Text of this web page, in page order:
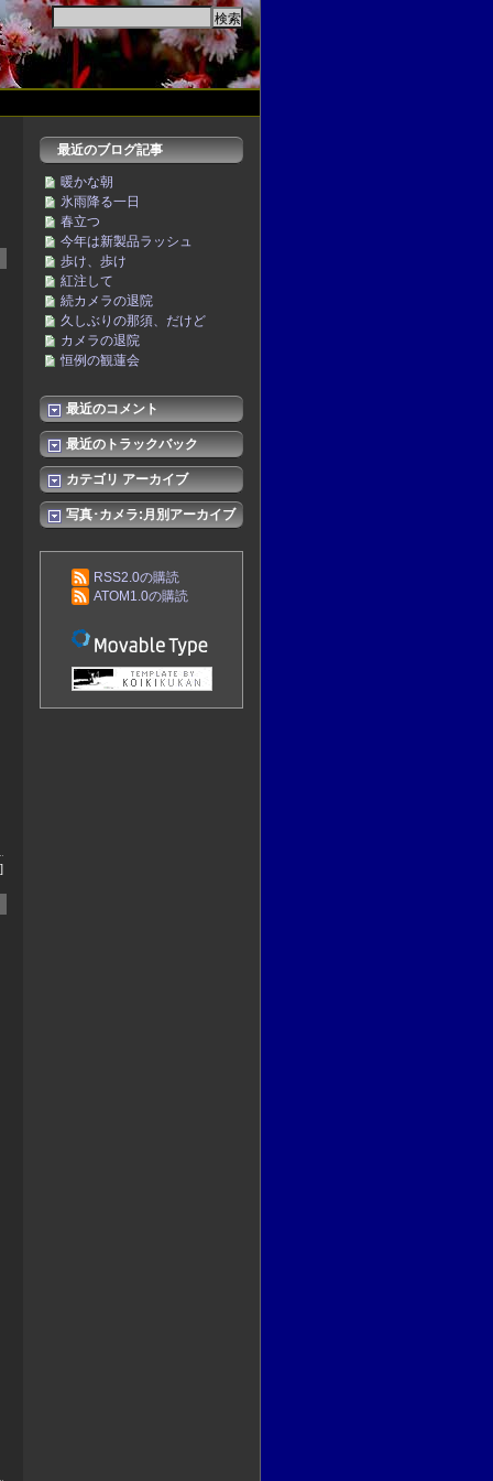
最近のブログ記事
暖かな朝
氷雨降る一日
春立つ
今年は新製品ラッシュ
歩け、歩け
紅注して
続カメラの退院
久しぶりの那須、だけど
カメラの退院
恒例の観蓮会
最近のコメント
最近のトラックバック
カテゴリ アーカイブ
写真･カメラ:月別アーカイブ
RSS2.0の購読
ATOM1.0の購読